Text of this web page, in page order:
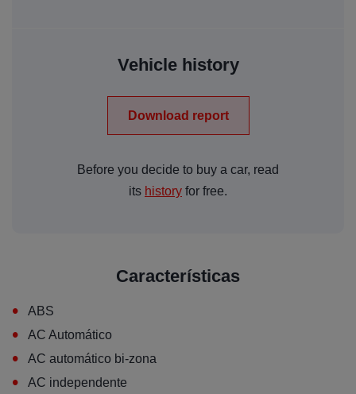
Vehicle history
Download report
Before you decide to buy a car, read
its history for free.
Características
• ABS
• AC Automático
• AC automático bi-zona
• AC independente